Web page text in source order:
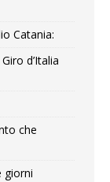
Catania:
d’Italia
che
giorni